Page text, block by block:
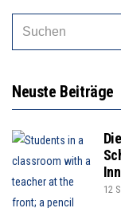
Neuste Beiträge
12